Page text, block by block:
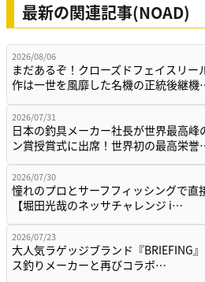
最新の関連記事(NOAD)
2026/08/06
まだあるぞ！クローズドフェイスリー
作は一世を風靡した名機の正統後継
2026/07/31
日本の釣具メーカー社長が世界最高峰
ン賞授賞式に出席！世界初の最高栄
2026/07/30
憧れのプロとサーフフィッシングで直
【堀田光哉のネッサチャレンジ i…
2026/07/23
大人気ラゲッジブランド『BRIEFING
ス釣りメーカーと再びコラボ…